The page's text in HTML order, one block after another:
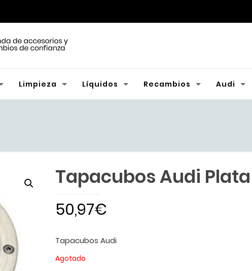
Limpieza Líquidos Recambios Audi
Tapacubos Audi Plata
50,97€
Tapacubos Audi
Agotado